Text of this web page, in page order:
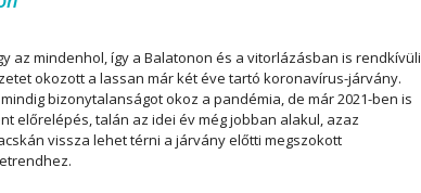
az mindenhol, így a Balatonon és a vitorlázásban is rendkívüli
okozott a lassan már két éve tartó koronavírus-járvány.
bizonytalanságot okoz a pandémia, de már 2021-ben is
előrelépés, talán az idei év még jobban alakul, azaz
vissza lehet térni a járvány előtti megszokott